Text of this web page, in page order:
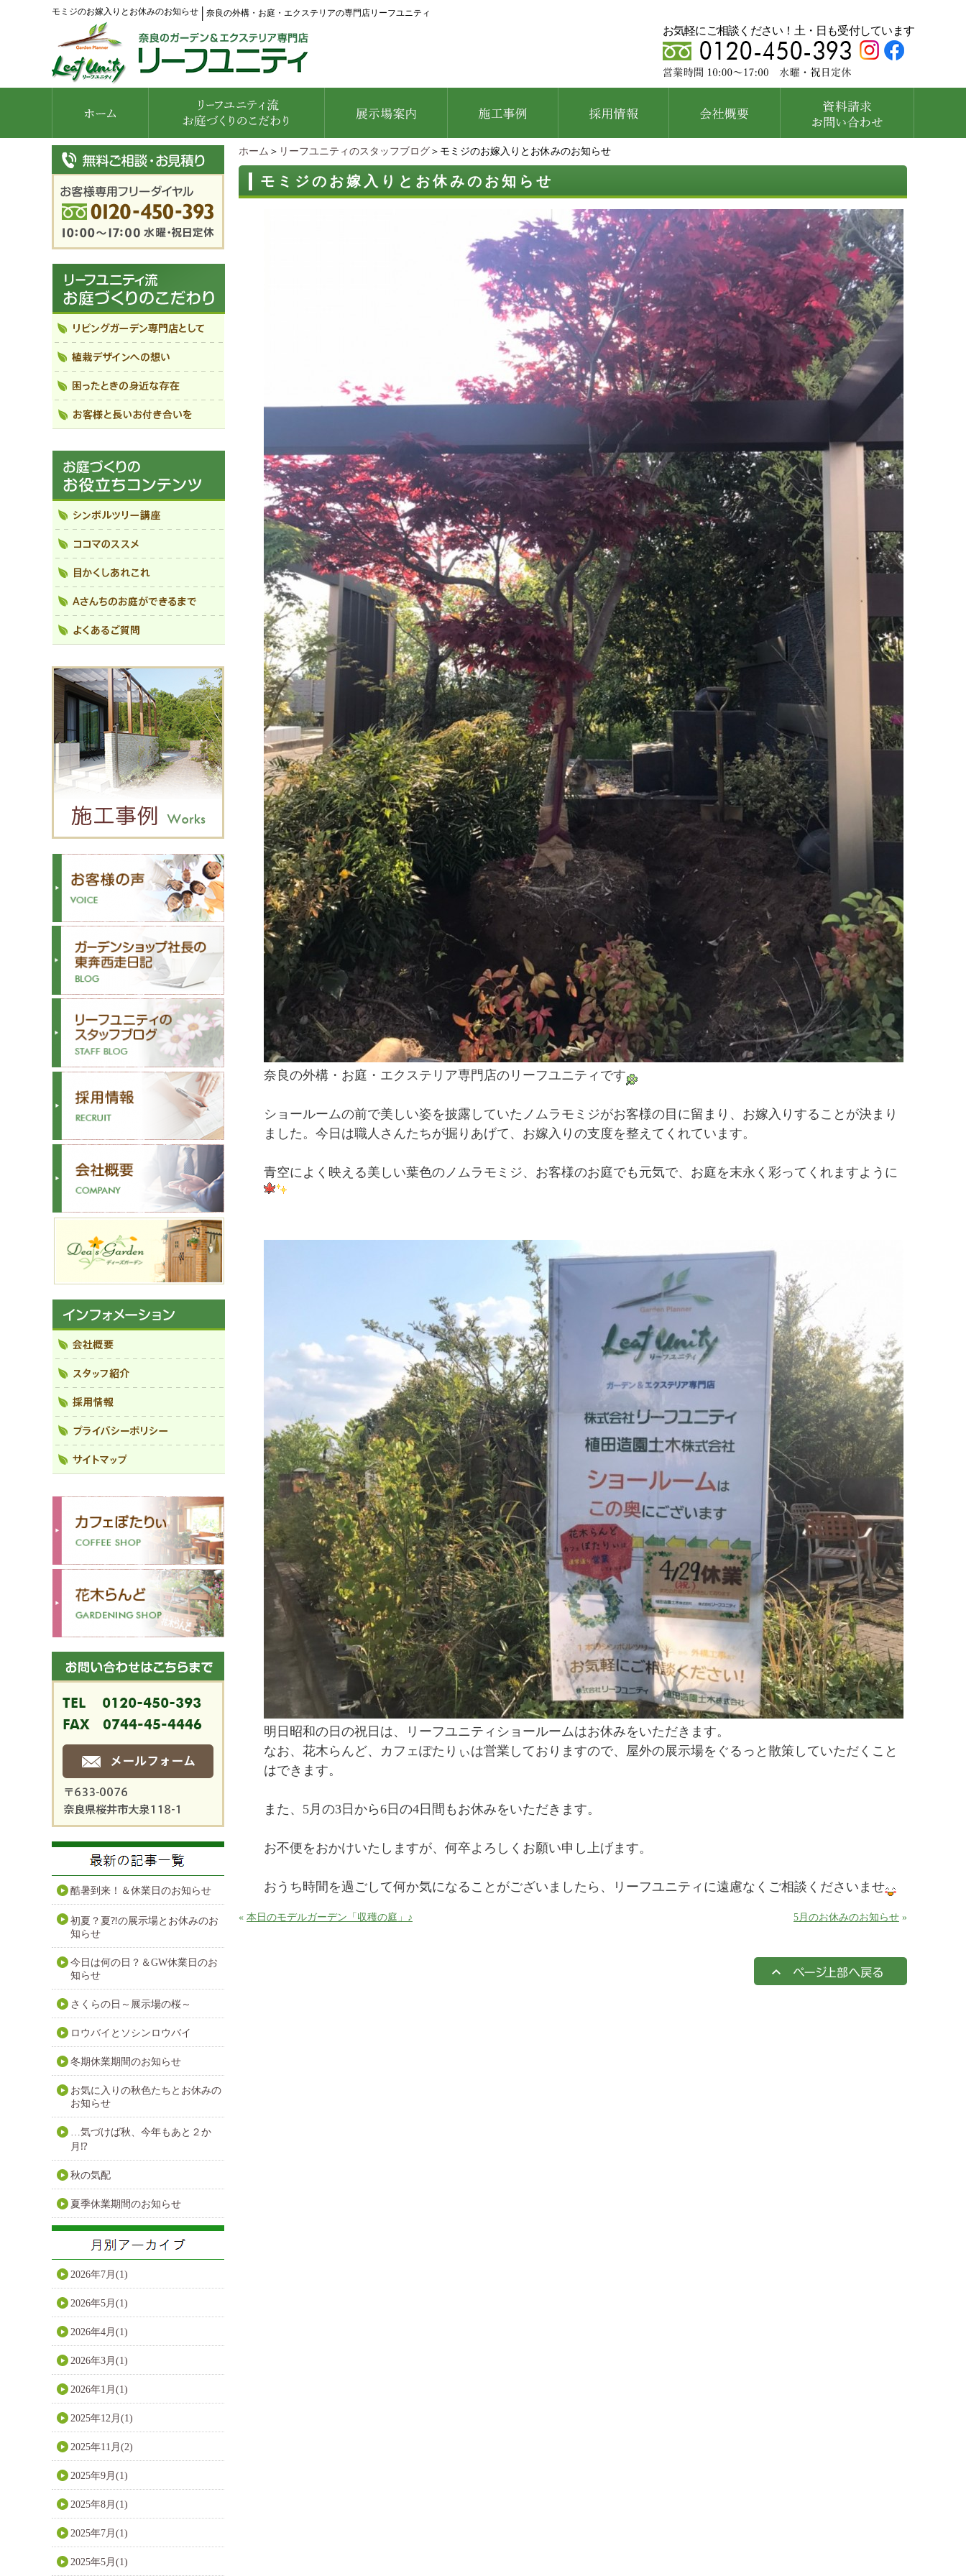
モミジのお嫁入りとお休みのお知らせ 奈良の外構・お庭・エクステリアの専門店リーフユニティ
お気軽にご相談ください！土・日も受付しています
ホーム ＞ リーフユニティのスタッフブログ ＞モミジのお嫁入りとお休みのお知らせ
モミジのお嫁入りとお休みのお知らせ
奈良の外構・お庭・エクステリア専門店のリーフユニティです
ショールームの前で美しい姿を披露していたノムラモミジがお客様の目に留まり、お嫁入りすることが決まり
ました。今日は職人さんたちが掘りあげて、お嫁入りの支度を整えてくれています。
青空によく映える美しい葉色のノムラモミジ、お客様のお庭でも元気で、お庭を末永く彩ってくれますように
明日昭和の日の祝日は、リーフユニティショールームはお休みをいただきます。
なお、花木らんど、カフェぽたりぃは営業しておりますので、屋外の展示場をぐるっと散策していただくこと
はできます。
また、5月の3日から6日の4日間もお休みをいただきます。
お不便をおかけいたしますが、何卒よろしくお願い申し上げます。
おうち時間を過ごして何か気になることがございましたら、リーフユニティに遠慮なくご相談くださいませ
« 本日のモデルガーデン「収穫の庭」♪ 5月のお休みのお知らせ »
酷暑到来！＆休業日のお知らせ
初夏？夏⁈の展示場とお休みのお
知らせ
今日は何の日？＆GW休業日のお
知らせ
さくらの日～展示場の桜～
ロウバイとソシンロウバイ
冬期休業期間のお知らせ
お気に入りの秋色たちとお休みの
お知らせ
…気づけば秋、今年もあと２か
月⁉
秋の気配
夏季休業期間のお知らせ
2026年7月(1)
2026年5月(1)
2026年4月(1)
2026年3月(1)
2026年1月(1)
2025年12月(1)
2025年11月(2)
2025年9月(1)
2025年8月(1)
2025年7月(1)
2025年5月(1)